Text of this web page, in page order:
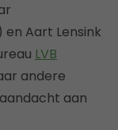
en Aart Lensink
LVB
andere
aan